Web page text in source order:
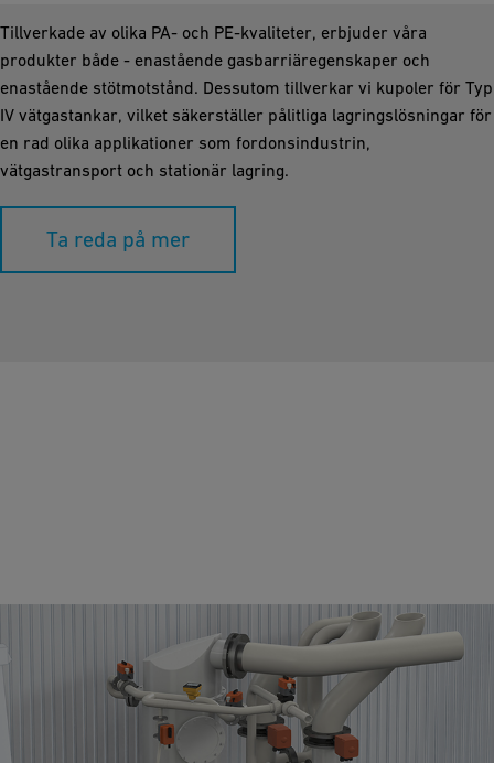
Tillverkade av olika PA- och PE-kvaliteter, erbjuder våra
produkter både - enastående gasbarriäregenskaper och
enastående stötmotstånd. Dessutom tillverkar vi kupoler för Typ
IV vätgastankar, vilket säkerställer pålitliga lagringslösningar för
en rad olika applikationer som fordonsindustrin,
vätgastransport och stationär lagring.
Ta reda på mer